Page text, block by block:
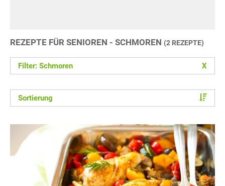
REZEPTE FÜR SENIOREN - SCHMOREN (2 REZEPTE)
Filter: Schmoren X
Sortierung